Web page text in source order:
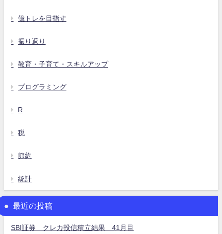
億トレを目指す
振り返り
教育・子育て・スキルアップ
プログラミング
R
税
節約
統計
最近の投稿
SBI証券 クレカ投信積立結果 41月目